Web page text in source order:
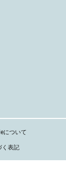
について
く表記